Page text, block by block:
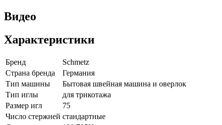
Видео
Характеристики
Бренд
Schmetz
Страна бренда
Германия
Тип машины
Бытовая швейная машина и оверлок
Тип иглы
для трикотажа
Размер игл
75
Число стержней стандартные